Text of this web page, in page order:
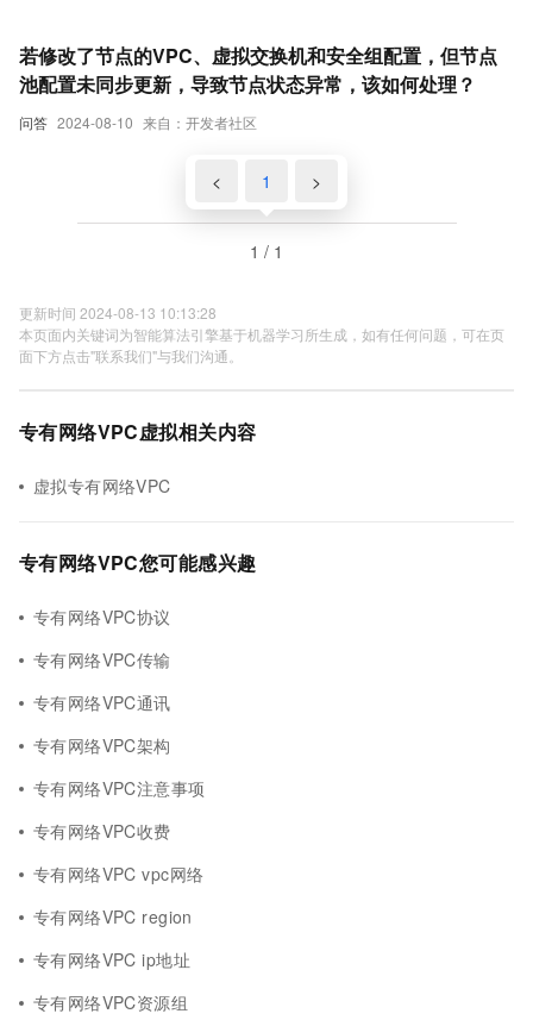
问答 2024-08-10 来自：开发者社区
若修改了节点的VPC、虚拟交换机和安全组配置，但节点
池配置未同步更新，导致节点状态异常，该如何处理？
< 1 >
1 / 1
更新时间 2024-08-13 10:13:28
本页面内关键词为智能算法引擎基于机器学习所生成，如有任何问题，可在页
面下方点击"联系我们"与我们沟通。
专有网络VPC虚拟相关内容
虚拟专有网络VPC
专有网络VPC您可能感兴趣
专有网络VPC协议
专有网络VPC传输
专有网络VPC通讯
专有网络VPC架构
专有网络VPC注意事项
专有网络VPC收费
专有网络VPC vpc网络
专有网络VPC region
专有网络VPC ip地址
专有网络VPC资源组